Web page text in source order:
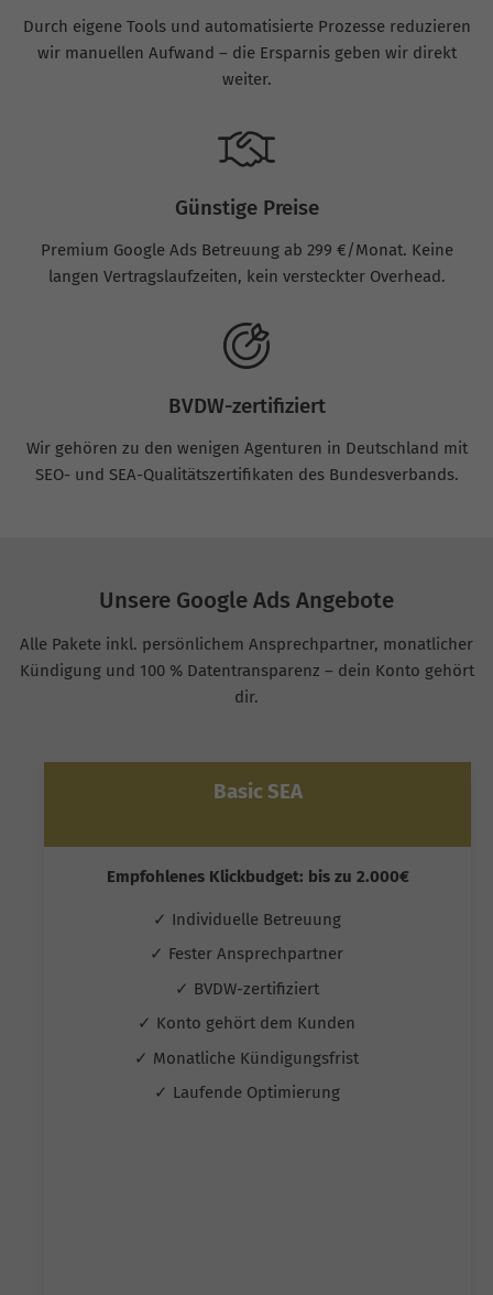
Durch eigene Tools und automatisierte Prozesse reduzieren
wir manuellen Aufwand – die Ersparnis geben wir direkt
weiter.
Günstige Preise
Premium Google Ads Betreuung ab 299 €/Monat. Keine
langen Vertragslaufzeiten, kein versteckter Overhead.
BVDW-zertifiziert
Wir gehören zu den wenigen Agenturen in Deutschland mit
SEO- und SEA-Qualitätszertifikaten des Bundesverbands.
Unsere Google Ads Angebote
Alle Pakete inkl. persönlichem Ansprechpartner, monatlicher
Kündigung und 100 % Datentransparenz – dein Konto gehört
dir.
Basic SEA
Empfohlenes Klickbudget: bis zu 2.000€
✓ Individuelle Betreuung
✓ Fester Ansprechpartner
✓ BVDW-zertifiziert
✓ Konto gehört dem Kunden
✓ Monatliche Kündigungsfrist
✓ Laufende Optimierung